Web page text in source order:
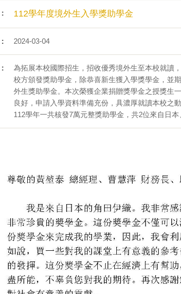
: 112學年度境外生入學獎助學金
: 2024-03-04
:
為拓展本校國際招生，招收優秀境外生至本校就讀
校方頒發獎助學金，除恭喜新生獲入學獎學金，並
外生獎助學金。本次榮獲企業捐贈獎學金之授獎生
良好，申請入學資料準備充份，具濃厚就讀本校之
112學年一共核發7萬元整獎助學金，共2位來自日